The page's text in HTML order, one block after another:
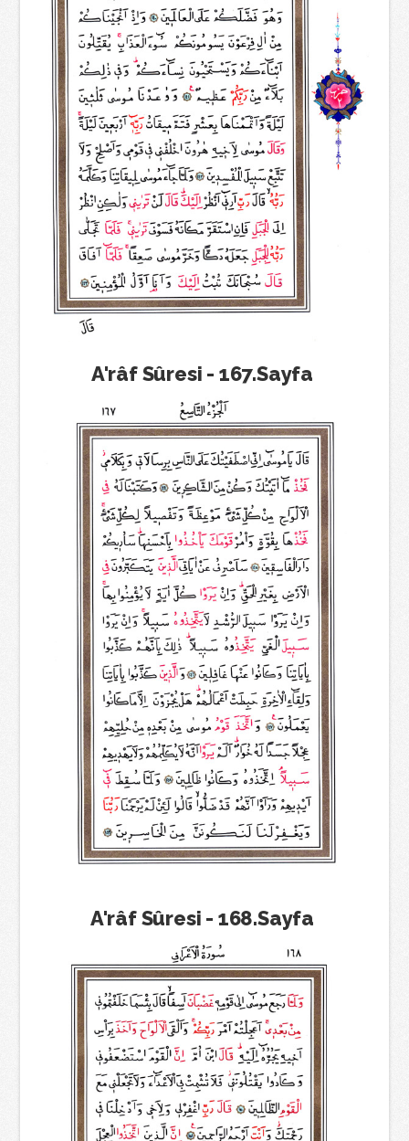
A'râf Sûresi - 167.Sayfa
A'râf Sûresi - 168.Sayfa